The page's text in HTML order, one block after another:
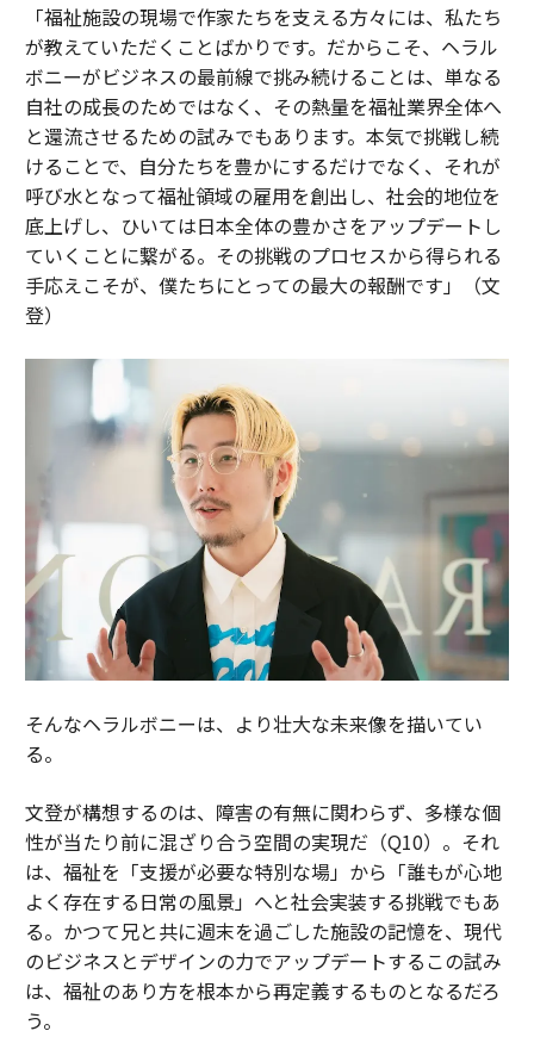
「福祉施設の現場で作家たちを支える方々には、私たち
が教えていただくことばかりです。だからこそ、ヘラル
ボニーがビジネスの最前線で挑み続けることは、単なる
自社の成長のためではなく、その熱量を福祉業界全体へ
と還流させるための試みでもあります。本気で挑戦し続
けることで、自分たちを豊かにするだけでなく、それが
呼び水となって福祉領域の雇用を創出し、社会的地位を
底上げし、ひいては日本全体の豊かさをアップデートし
ていくことに繋がる。その挑戦のプロセスから得られる
手応えこそが、僕たちにとっての最大の報酬です」（文
登）
そんなヘラルボニーは、より壮大な未来像を描いてい
る。
文登が構想するのは、障害の有無に関わらず、多様な個
性が当たり前に混ざり合う空間の実現だ（Q10）。それ
は、福祉を「支援が必要な特別な場」から「誰もが心地
よく存在する日常の風景」へと社会実装する挑戦でもあ
る。かつて兄と共に週末を過ごした施設の記憶を、現代
のビジネスとデザインの力でアップデートするこの試み
は、福祉のあり方を根本から再定義するものとなるだろ
う。